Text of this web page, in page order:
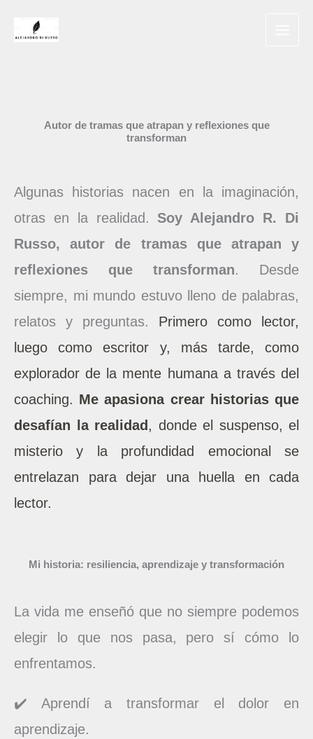
Autor de tramas que atrapan y reflexiones que
transforman
Algunas historias nacen en la imaginación,
otras en la realidad. Soy Alejandro R. Di
Russo, autor de tramas que atrapan y
reflexiones que transforman. Desde
siempre, mi mundo estuvo lleno de palabras,
relatos y preguntas. Primero como lector,
luego como escritor y, más tarde, como
explorador de la mente humana a través del
coaching. Me apasiona crear historias que
desafían la realidad , donde el suspenso, el
misterio y la profundidad emocional se
entrelazan para dejar una huella en cada
lector.
Mi historia: resiliencia, aprendizaje y transformación
La vida me enseñó que no siempre podemos
elegir lo que nos pasa, pero sí cómo lo
enfrentamos.
✔️ Aprendí a transformar el dolor en
aprendizaje.